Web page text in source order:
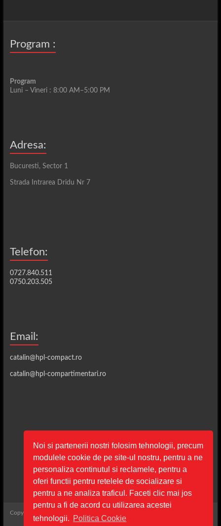
Noi si partenerii nostri folosim tehnologii, precum
modulele cookie de pe site-ul nostru, pentru a ne
personaliza continutul si reclamele, pentru a
oferi functii pentru retelele de socializare si
pentru a ne analiza traficul. Faceti clic mai jos
pentru a fi de acord cu utilizarea acestei
tehnologii. Politica Cookie
Program :
Program
Luni – Vineri : 8:00 AM–5:00 PM
Adresa:
Bucuresti, Sector 1
Strada Intrarea Dridu Nr 7
Telefon:
0727.840.511
0750.203.505
Email:
catalin@hpl-compact.ro
catalin@hpl-compartimentari.ro
Copyright © 2026
ThemeGrill. Powered by: